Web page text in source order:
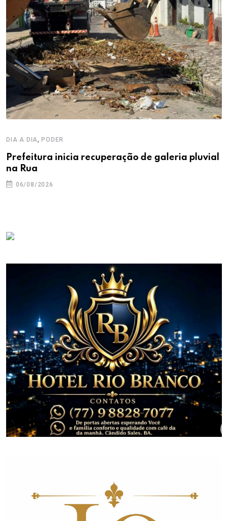
DIA A DIA,PODER
Prefeitura inicia recuperação de galeria pluvial
na Rua
06/08/2026